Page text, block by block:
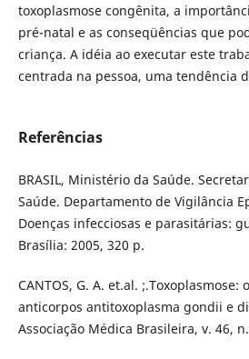
toxoplasmose congênita, a
pré-natal e as conseqüências que
criança. A idéia ao executar este
centrada na pessoa, uma tendência
Referências
BRASIL, Ministério da Saúde.
Saúde. Departamento de Vigilância
Doenças infecciosas e parasitárias:
Brasília: 2005, 320 p.
CANTOS, G. A. et.al. ;.Toxoplasmose:
anticorpos antitoxoplasma gondii e
Associação Médica Brasileira, v. 46,